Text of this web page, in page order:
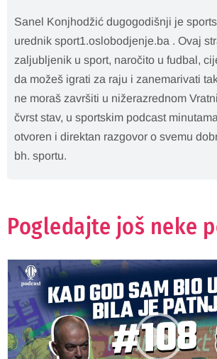
Sanel Konjhodžić dugogodišnji je
urednik sport1.oslobodjenje.ba . Ovaj
zaljubljenik u sport, naročito u fudbal,
da možeš igrati za raju i zanemarivati
ne moraš završiti u nižerazrednom
čvrst stav, u sportskim podcast
otvoren i direktan razgovor o svemu
bh. sportu.
Pogledajte još neke